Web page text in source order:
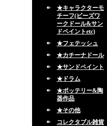
★キャラクターモ
チーフ(ビーズワ
ークドール&サン
ドペイントetc)
★フェテッシュ
★カチーナドール
★サンドペイント
★ドラム
★ポッテリー&陶
器作品
★その他
コレクタブル雑貨